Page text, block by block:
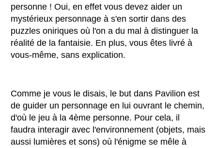
personne ! Oui, en effet vous devez aider un
mystérieux personnage à s'en sortir dans des
puzzles oniriques où l'on a du mal à distinguer la
réalité de la fantaisie. En plus, vous êtes livré à
vous-même, sans explication.
Comme je vous le disais, le but dans Pavilion est
de guider un personnage en lui ouvrant le chemin,
d'où le jeu à la 4ème personne. Pour cela, il
faudra interagir avec l'environnement (objets, mais
aussi lumières et sons) où l'énigme se mêle à